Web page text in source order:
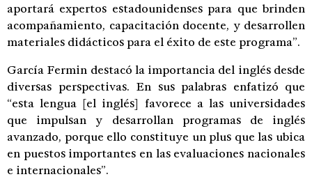
aportará expertos estadounidenses para que brinden
acompañamiento, capacitación docente, y desarrollen
materiales didácticos para el éxito de este programa”.
García Fermin destacó la importancia del inglés desde
diversas perspectivas. En sus palabras enfatizó que
“esta lengua [el inglés] favorece a las universidades
que impulsan y desarrollan programas de inglés
avanzado, porque ello constituye un plus que las ubica
en puestos importantes en las evaluaciones nacionales
e internacionales”.